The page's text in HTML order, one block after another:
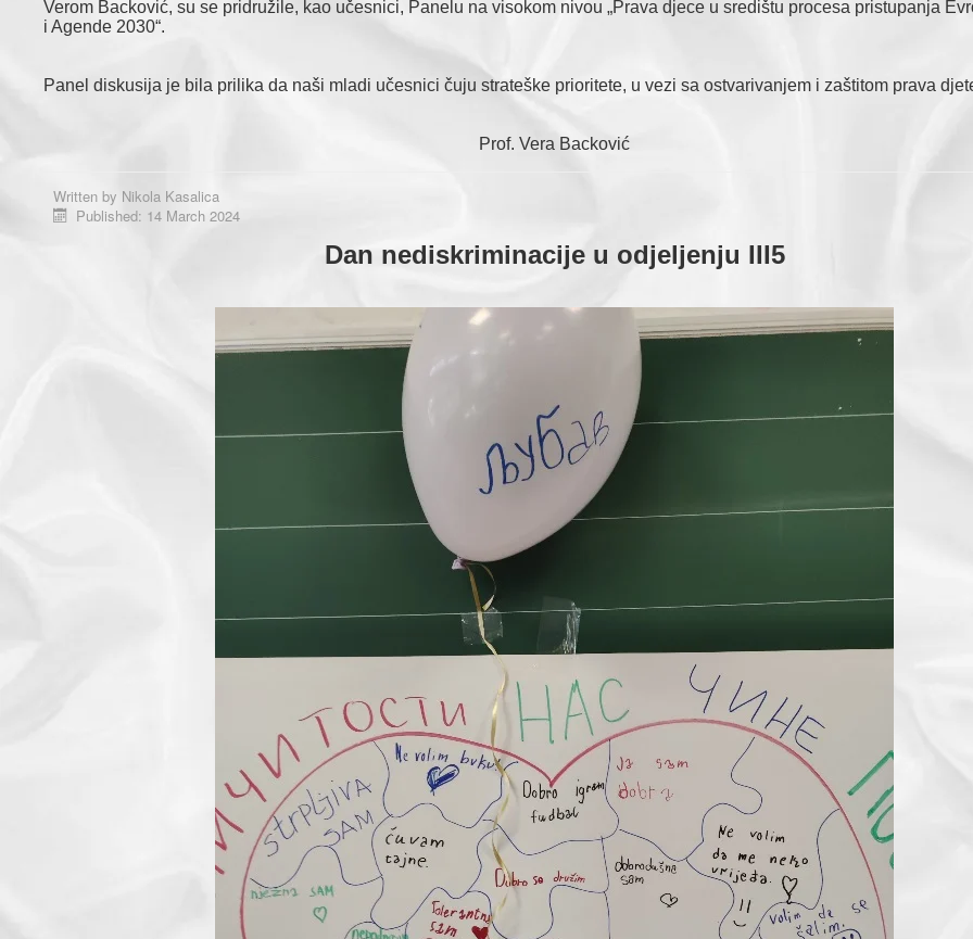
Verom Backović, su se pridružile, kao učesnici, Panelu na visokom nivou „Prava djece u središtu procesa pristupanja
i Agende 2030“.
Panel diskusija je bila prilika da naši mladi učesnici čuju strateške prioritete, u vezi sa ostvarivanjem i zaštitom prava
Prof. Vera Backović
Written by Nikola Kasalica
Published: 14 March 2024
Dan nediskriminacije u odjeljenju III5